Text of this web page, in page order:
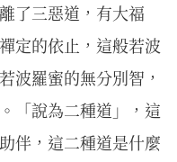
了三惡道，有大福
定的依止，這般若波
波羅蜜的無分別智，
「說為二種道」，這
伴，這二種道是什麼